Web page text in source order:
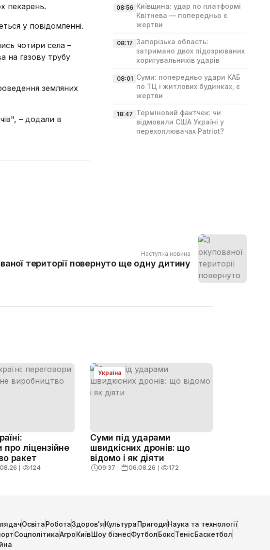
пекарень.
у повідомленні.
чотири села –
на газову трубу
земляних
– додали в
08:56 Київщина: удар по платформі
Квітнева — попередньо є
жертви
08:17 Запорізька область:
затримано двох підозрюваних
коригувальників ударів
08:01 Суми: попередньо удари КАБ
по ТЦ і житлових будинках, є
жертви
18:47 Терміновий фактчек: чи
відмовили США Україні у
перехоплювачах Patriot?
Наступна новина
території повернуто ще одну дитину
про ліцензійне
ракет
❘ 124
Україна
Суми під ударами
швидкісних дронів: що
відомо і як діяти
09:37 ❘ 06.08.26 ❘ 172
ОсвітаРоботаЗдоров'яКультураПригодиНаука та технології
СоцполітикаАгроКиївШоу бізнесФутболБоксТенісБаскетбол